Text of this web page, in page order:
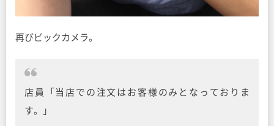
再びビックカメラ。
店員「当店での注文はお客様のみとなっておりま
す。」